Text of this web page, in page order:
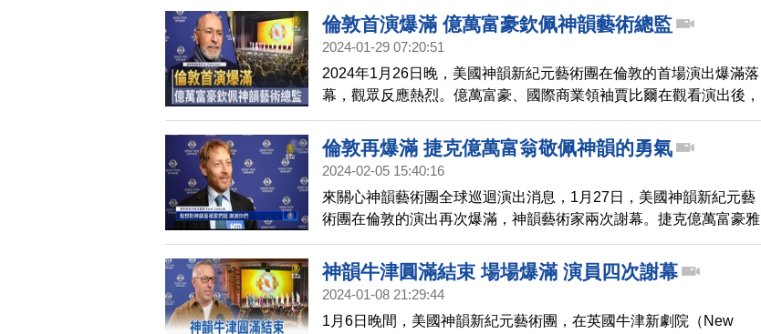
倫敦首演爆滿 億萬富豪欽佩神韻藝術總監
2024-01-29 07:20:51
2024年1月26日晚，美國神韻新紀元藝術團在倫敦的首場演出爆滿落
幕，觀眾反應熱烈。億萬富豪、國際商業領袖賈比爾在觀看演出後，
表示非常佩服演員們以及神韻藝術總監。
倫敦再爆滿 捷克億萬富翁敬佩神韻的勇氣
2024-02-05 15:40:16
來關心神韻藝術團全球巡迴演出消息，1月27日，美國神韻新紀元藝
術團在倫敦的演出再次爆滿，神韻藝術家兩次謝幕。捷克億萬富豪雅
涅切克也慕名前來，他敬佩神韻藝術家傳播正統中華文化，希望神韻
之美，能傳播得更遠。
神韻牛津圓滿結束 場場爆滿 演員四次謝幕
2024-01-08 21:29:44
1月6日晚間，美國神韻新紀元藝術團，在英國牛津新劇院（New